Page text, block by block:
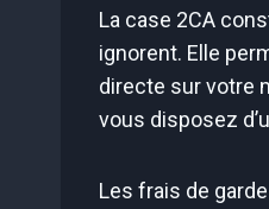
La case 2CA
ignorent. Elle
directe sur votre
vous disposez
Les frais de